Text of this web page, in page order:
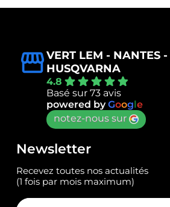
VERT LEM - NANTES -
HUSQVARNA
4.8
Basé sur 73 avis
powered byGoogle
notez-nous sur
Newsletter
Recevez toutes nos actualités
(1 fois par mois maximum)